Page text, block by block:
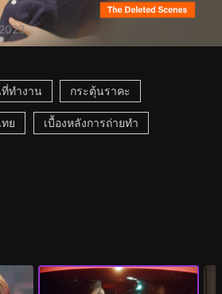
ทำงาน กระตุ้นราคะ
ย เบื้องหลังการถ่ายทำ